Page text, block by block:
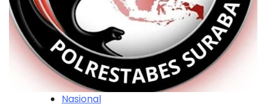
Nasional